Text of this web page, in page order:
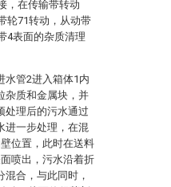
，在传输带转动
轮71转动，从动带
4表面的杂质清理
水管2进入箱体1内
杂质和金属块，并
处理后的污水通过
进一步处理，在混
位置，此时在送料
喷出，污水沿着折
合，与此同时，